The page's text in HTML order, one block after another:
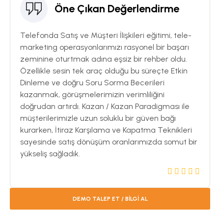
Öne Çıkan Değerlendirme
Telefonda Satış ve Müşteri İlişkileri eğitimi, tele-
marketing operasyonlarımızı rasyonel bir başarı
zeminine oturtmak adına eşsiz bir rehber oldu.
Özellikle sesin tek araç olduğu bu süreçte Etkin
Dinleme ve doğru Soru Sorma Becerileri
kazanmak, görüşmelerimizin verimliliğini
doğrudan artırdı. Kazan / Kazan Paradigması ile
müşterilerimizle uzun soluklu bir güven bağı
kurarken, İtiraz Karşılama ve Kapatma Teknikleri
sayesinde satış dönüşüm oranlarımızda somut bir
yükseliş sağladık.
DEMO TALEP ET / BİLGİ AL